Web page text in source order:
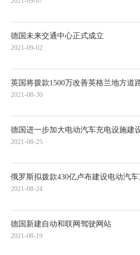
德国未来交通中心正式成立
2021-09-02
英国将拨款1500万改善英格兰地方道
2021-08-30
德国进一步加大电动汽车充电设施建
2021-08-25
俄罗斯拟拨款430亿卢布建设电动汽
2021-08-24
德国新建自动和联网驾驶网站
2021-08-19